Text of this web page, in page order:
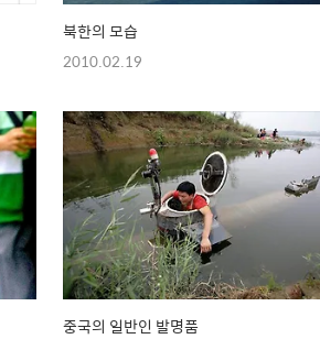
북한의 모습
2010.02.19
중국의 일반인 발명품